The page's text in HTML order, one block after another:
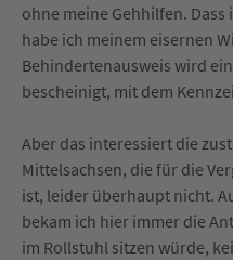
ohne meine Gehhilfen.
habe ich meinem eisernen
Behindertenausweis wird
bescheinigt, mit dem
Aber das interessiert die
Mittelsachsen, die für die
ist, leider überhaupt nicht.
bekam ich hier immer die
im Rollstuhl sitzen würde,